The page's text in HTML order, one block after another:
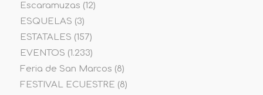
Escaramuzas (12)
ESQUELAS (3)
ESTATALES (157)
EVENTOS (1.233)
Feria de San Marcos (8)
FESTIVAL ECUESTRE (8)